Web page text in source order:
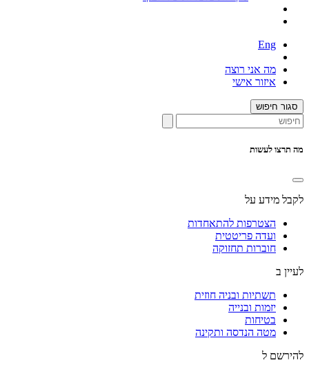
Eng
מה אני רוצה
איזור אישי
סגור חיפוש
מה תרצו לעשות
לקבל מידע על
הצטרפות להתאחדות
ועדה פריטטית
חוברות תחזוקה
לעיין ב
תשתיות ובניה חוזית
יזמות ובנייה
בטיחות
מטה הנדסה ותקינה
להירשם ל